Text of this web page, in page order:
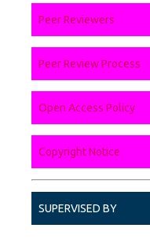
Peer Reviewers
Peer Review Process
Open Access Policy
Copyright Notice
SUPERVISED BY